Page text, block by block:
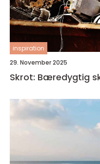
inspiration
29. November 2025
Skrot: Bæredygtig